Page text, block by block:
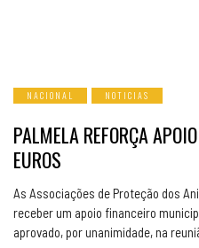
NACIONAL NOTICIAS
PALMELA REFORÇA
EUROS
As Associações de Proteção dos
receber um apoio financeiro
aprovado, por unanimidade, na